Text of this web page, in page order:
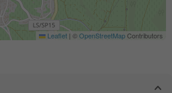
Leaflet | ©OpenStreetMapContributors